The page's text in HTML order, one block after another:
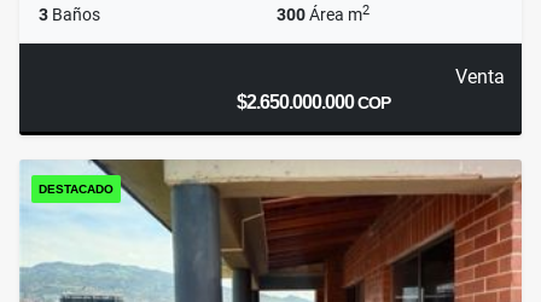
3 Baños 300Área m2
Venta
$2.650.000.000COP
DESTACADO